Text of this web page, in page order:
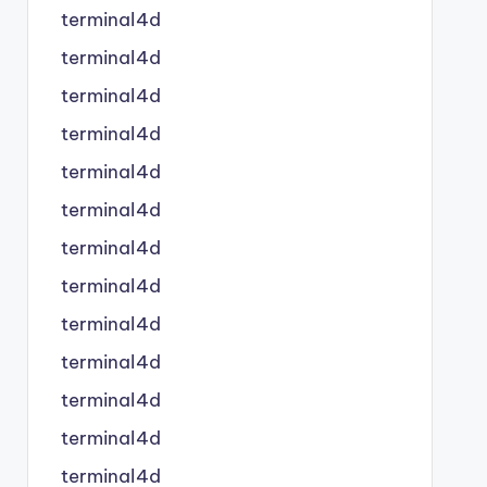
terminal4d
terminal4d
terminal4d
terminal4d
terminal4d
terminal4d
terminal4d
terminal4d
terminal4d
terminal4d
terminal4d
terminal4d
terminal4d